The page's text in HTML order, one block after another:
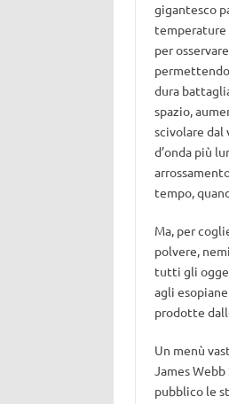
gigantesco
temperature
per
dura
spazio,
scivolare dal
d’onda più
tempo,
Ma, per
polvere,
tutti gli
agli
prodotte
Un menù
James
pubblico le